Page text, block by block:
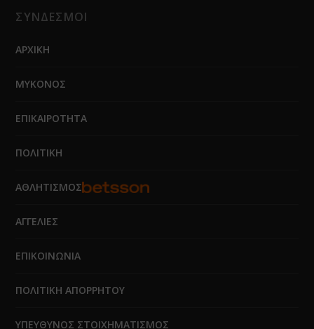
ΣΥΝΔΕΣΜΟΙ
ΑΡΧΙΚΗ
ΜΥΚΟΝΟΣ
ΕΠΙΚΑΙΡΟΤΗΤΑ
ΠΟΛΙΤΙΚΗ
ΑΘΛΗΤΙΣΜΟΣ
ΑΓΓΕΛΙΕΣ
ΕΠΙΚΟΙΝΩΝΙΑ
ΠΟΛΙΤΙΚΗ ΑΠΟΡΡΗΤΟΥ
ΥΠΕΥΘΥΝΟΣ ΣΤΟΙΧΗΜΑΤΙΣΜΟΣ